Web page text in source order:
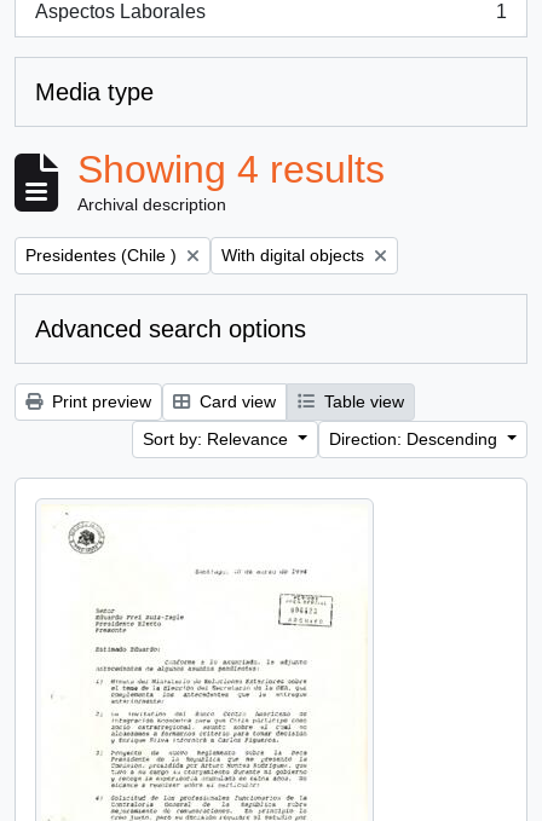
Aspectos Laborales
, 1 results
1
Media type
Showing 4 results
Archival description
Remove filter:
Presidentes (Chile ) Remove filter:
With digital objects
Advanced search options
Print preview Card view
Table view
Sort by: Relevance
Direction: Descending